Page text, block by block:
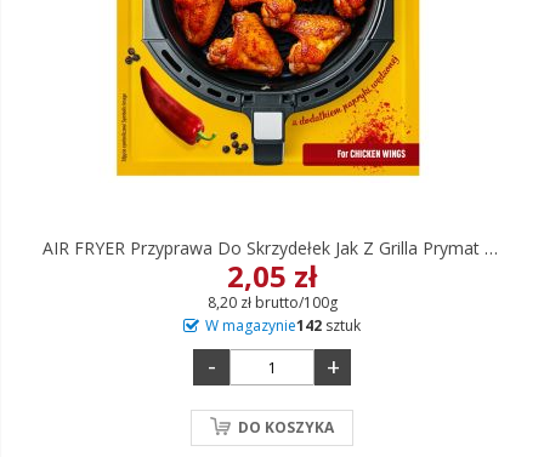
AIR FRYER Przyprawa Do Skrzydełek Jak Z Grilla Prymat 25 G
2,05 zł
8,20 zł brutto/100g
W magazynie142 sztuk
- +
DO KOSZYKA